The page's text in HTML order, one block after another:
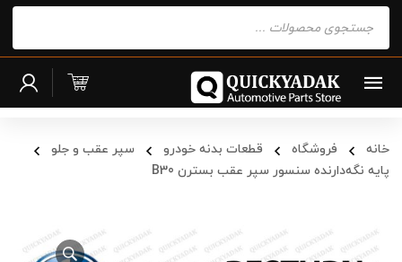
search
خانه فروشگاه قطعات بدنه خودرو
سپر عقب و جلو
پایه نگه‌دارنده سنسور سپر عقب بسترن B30